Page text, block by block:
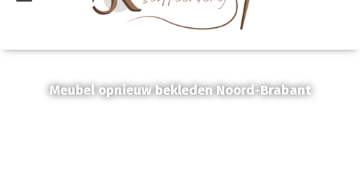
Meubel opnieuw bekleden Noord-Brabant